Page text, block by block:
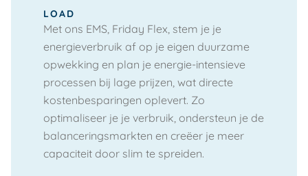
LOAD
Met ons EMS, Friday Flex, stem je je
energieverbruik af op je eigen duurzame
opwekking en plan je energie-intensieve
processen bij lage prijzen, wat directe
kostenbesparingen oplevert. Zo
optimaliseer je je verbruik, ondersteun je de
balanceringsmarkten en creëer je meer
capaciteit door slim te spreiden.